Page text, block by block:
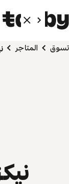
تسوق المتاجر